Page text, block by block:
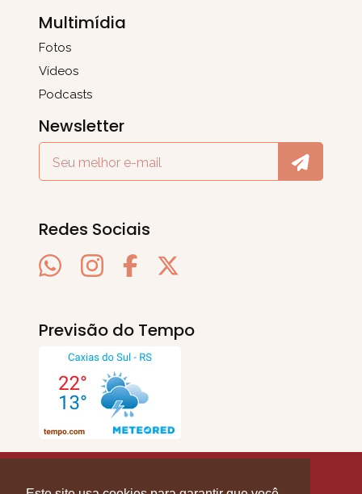
Multimídia
Fotos
Vídeos
Podcasts
Newsletter
Redes Sociais
Previsão do Tempo